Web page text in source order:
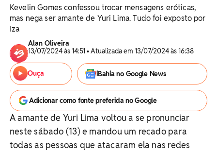
Kevelin Gomes confessou trocar mensagens eróticas,
mas nega ser amante de Yuri Lima. Tudo foi exposto por
Iza
Alan Oliveira
13/07/2024 às 14:51 • Atualizada em 13/07/2024 às 16:38
Ouça iBahia no Google News
Adicionar como fonte preferida no Google
A amante de Yuri Lima voltou a se pronunciar
neste sábado (13) e mandou um recado para
todas as pessoas que atacaram ela nas redes